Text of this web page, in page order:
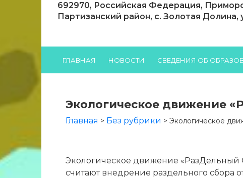
692970, Российская Федерация,
Партизанский район, с. Золотая Долина,
ГЛАВНАЯ НОВОСТИ СВЕДЕНИЯ ОБ
Экологическое движение
Главная > Без рубрики > Экологическое
Экологическое движение «РазДельный
считают внедрение раздельного сбора